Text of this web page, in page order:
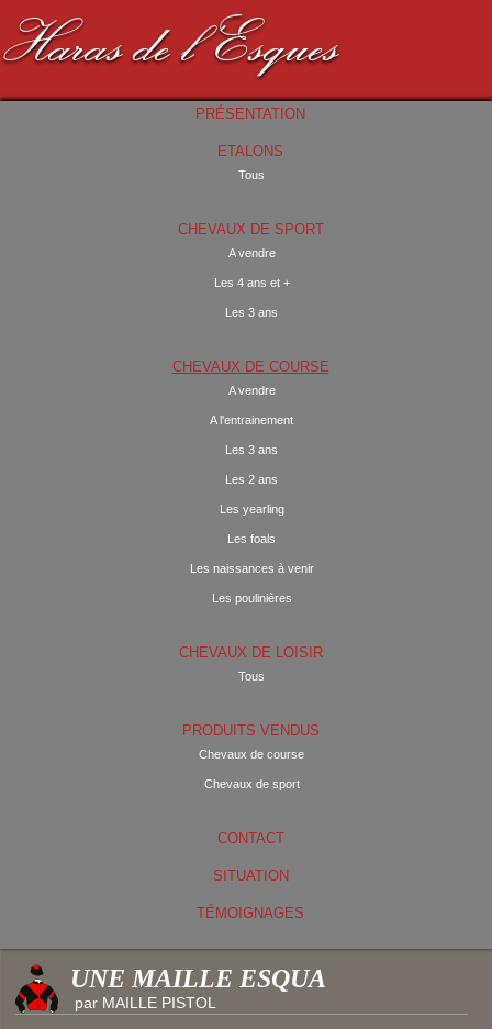
Haras de l'Esques
PRÉSENTATION
ETALONS
Tous
CHEVAUX DE SPORT
A vendre
Les 4 ans et +
Les 3 ans
CHEVAUX DE COURSE
A vendre
A l'entrainement
Les 3 ans
Les 2 ans
Les yearling
Les foals
Les naissances à venir
Les poulinières
CHEVAUX DE LOISIR
Tous
PRODUITS VENDUS
Chevaux de course
Chevaux de sport
CONTACT
SITUATION
TÉMOIGNAGES
UNE MAILLE ESQUA
par MAILLE PISTOL